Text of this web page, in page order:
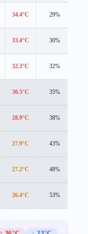
34.4°C 29%
33.4°C 30%
32.3°C 32%
30.5°C 35%
28.9°C 38%
27.9°C 43%
27.2°C 48%
26.4°C 53%